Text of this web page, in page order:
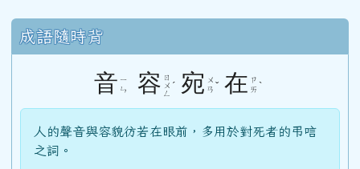
成語隨時背
音 ㄧ
ㄣ
容 ㄖ
ㄨ
ㄥ
ˊ 宛 ㄨ
ㄢ ˇ 在 ㄗ
ㄞ ˋ
人的聲音與容貌彷若在眼前，多用於對死者的弔唁
之詞。